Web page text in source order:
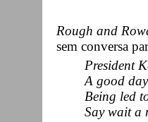
Rough and
sem conversa
President
A good
Being led
Say wait a